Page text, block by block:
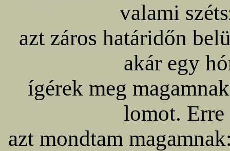
valami
azt záros határidőn
akár egy
ígérek meg
lomot. Erre
azt mondtam